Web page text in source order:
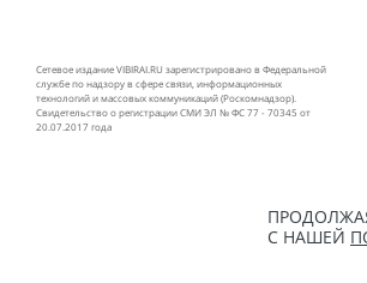
Сетевое издание VIBIRAI.RU зарегистрировано в Федеральной
службе по надзору в сфере связи, информационных
технологий и массовых коммуникаций (Роскомнадзор).
Свидетельство о регистрации СМИ ЭЛ № ФС 77 - 70345 от
20.07.2017 года
С НАШЕЙ